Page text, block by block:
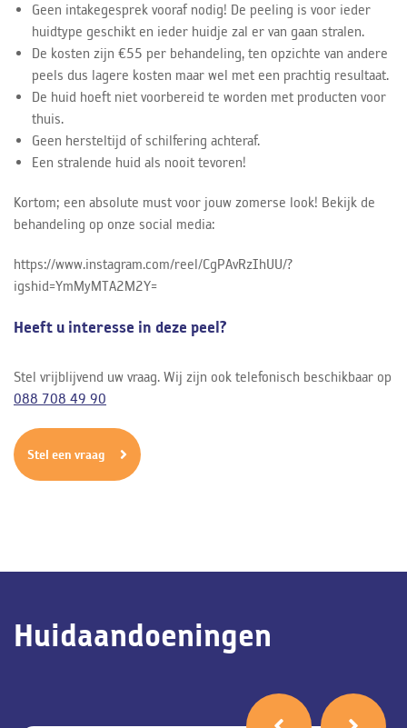
Geen intakegesprek vooraf nodig! De peeling is voor ieder
huidtype geschikt en ieder huidje zal er van gaan stralen.
De kosten zijn €55 per behandeling, ten opzichte van andere
peels dus lagere kosten maar wel met een prachtig resultaat.
De huid hoeft niet voorbereid te worden met producten voor
thuis.
Geen hersteltijd of schilfering achteraf.
Een stralende huid als nooit tevoren!
Kortom; een absolute must voor jouw zomerse look! Bekijk de
behandeling op onze social media:
https://www.instagram.com/reel/CgPAvRzIhUU/?
igshid=YmMyMTA2M2Y=
Heeft u interesse in deze peel?
Stel vrijblijvend uw vraag. Wij zijn ook telefonisch beschikbaar op
088 708 49 90
Stel een vraag
Huidaandoeningen